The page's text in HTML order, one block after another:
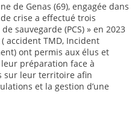
de Genas (69), engagée dans
crise a effectué trois
sauvegarde (PCS) » en 2023
accident TMD, Incident
ont permis aux élus et
préparation face à
sur leur territoire afin
et la gestion d’une